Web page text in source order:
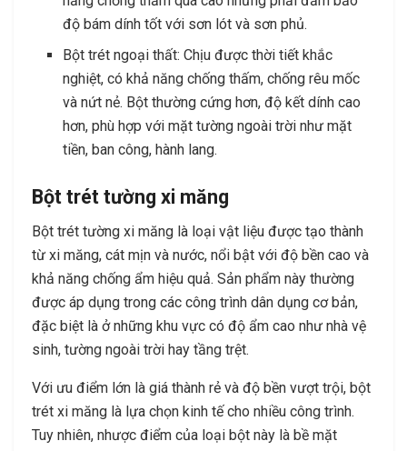
độ bám dính tốt với sơn lót và sơn phủ.
Bột trét ngoại thất: Chịu được thời tiết khắc
nghiệt, có khả năng chống thấm, chống rêu mốc
và nứt nẻ. Bột thường cứng hơn, độ kết dính cao
hơn, phù hợp với mặt tường ngoài trời như mặt
tiền, ban công, hành lang.
Bột trét tường xi măng
Bột trét tường xi măng là loại vật liệu được tạo thành
từ xi măng, cát mịn và nước, nổi bật với độ bền cao và
khả năng chống ẩm hiệu quả. Sản phẩm này thường
được áp dụng trong các công trình dân dụng cơ bản,
đặc biệt là ở những khu vực có độ ẩm cao như nhà vệ
sinh, tường ngoài trời hay tầng trệt.
Với ưu điểm lớn là giá thành rẻ và độ bền vượt trội, bột
trét xi măng là lựa chọn kinh tế cho nhiều công trình.
Tuy nhiên, nhược điểm của loại bột này là bề mặt